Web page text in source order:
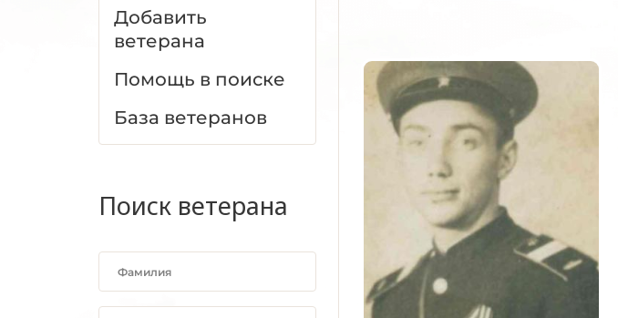
Добавить
ветерана
Помощь в поиске
База ветеранов
Поиск ветерана